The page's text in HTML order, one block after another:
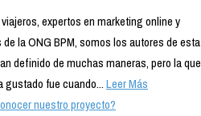
expertos en marketing online y
de la ONG BPM, somos los autores de esta
definido de muchas maneras, pero la que
gustado fue cuando...Leer Más
nuestro proyecto?